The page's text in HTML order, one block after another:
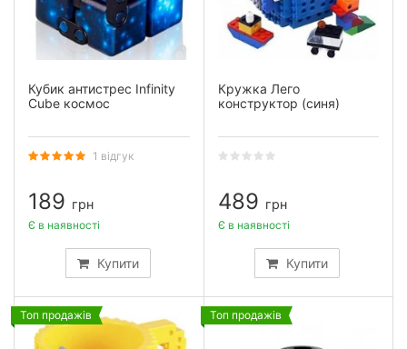
Кубик антистрес Infinity
Cube космос
1 відгук
189 грн
Купити
Є в наявності
Кружка Лего
конструктор (синя)
489 грн
Купити
Є в наявності
Топ продажів Топ продажів